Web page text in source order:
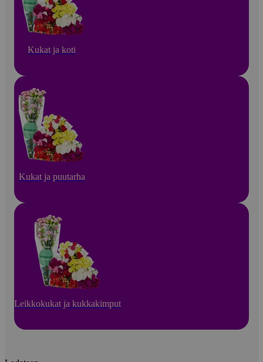
Kukat ja koti
Kukat ja puutarha
Leikkokukat ja kukkakimput